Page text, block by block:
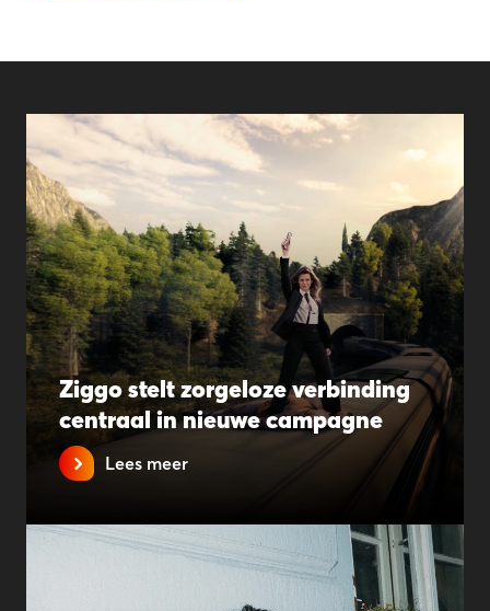
Ziggo stelt zorgeloze verbinding
centraal in nieuwe campagne
Lees meer